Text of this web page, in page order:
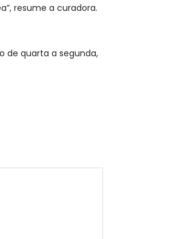
resume a curadora.
de quarta a segunda,